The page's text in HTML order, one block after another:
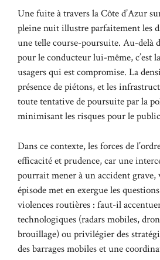
Une fuite à travers la Côte d’Azur
pleine nuit illustre parfaitement les
une telle course-poursuite. Au-delà
pour le conducteur lui-même, c’est
usagers qui est compromise. La
présence de piétons, et les
toute tentative de poursuite par la
minimisant les risques pour le
Dans ce contexte, les forces de
efficacité et prudence, car une
pourrait mener à un accident grave,
épisode met en exergue les
violences routières : faut-il
technologiques (radars mobiles,
brouillage) ou privilégier des
des barrages mobiles et une